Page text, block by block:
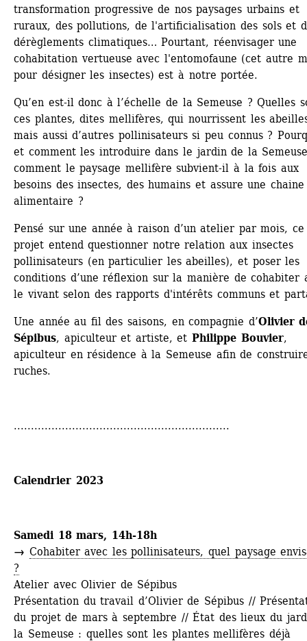
transformation progressive de nos paysages urbains et
ruraux, des pollutions, de l'artificialisation des sols et
dérèglements climatiques… Pourtant, réenvisager une
cohabitation vertueuse avec l'entomofaune (cet autre
pour désigner les insectes) est à notre portée.
Qu’en est-il donc à l’échelle de la Semeuse ? Quelles
ces plantes, dites mellifères, qui nourrissent les
mais aussi d’autres pollinisateurs si peu connus ?
et comment les introduire dans le jardin de la
comment le paysage mellifère subvient-il à la fois aux
besoins des insectes, des humains et assure une chaine
alimentaire ?
Pensé sur une année à raison d’un atelier par mois, ce
projet entend questionner notre relation aux insectes
pollinisateurs (en particulier les abeilles), et poser les
conditions d’une réflexion sur la manière de cohabiter
le vivant selon des rapports d'intérêts communs et
Une année au fil des saisons, en compagnie d’Olivier
Sépibus, apiculteur et artiste, et Philippe Bouvier,
apiculteur en résidence à la Semeuse afin de
ruches.
...............................................................
Calendrier 2023
Samedi 18 mars, 14h-18h
→ Cohabiter avec les pollinisateurs, quel paysage
?
Atelier avec Olivier de Sépibus
Présentation du travail d’Olivier de Sépibus //
du projet de mars à septembre // État des lieux du
la Semeuse : quelles sont les plantes mellifères déjà